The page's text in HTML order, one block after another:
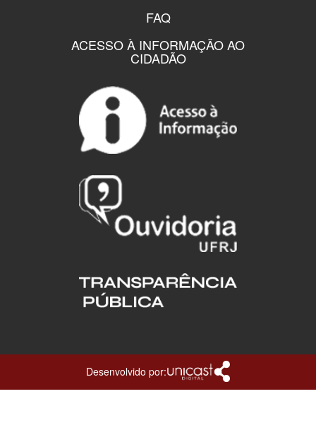
FAQ
ACESSO À INFORMAÇÃO AO
CIDADÃO
Desenvolvido por: